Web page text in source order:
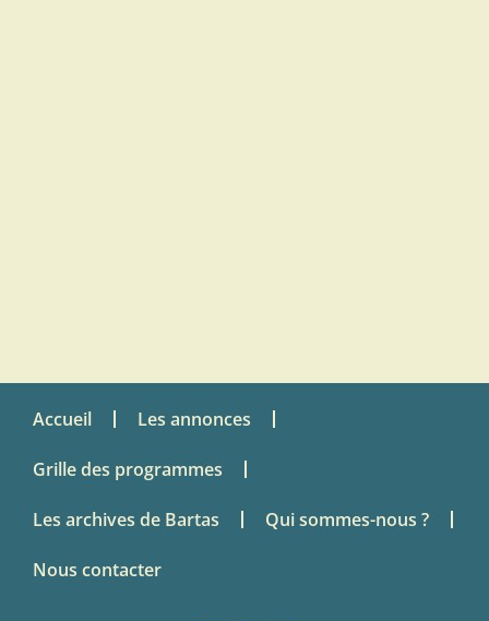
Accueil Les annonces
Grille des programmes
Les archives de Bartas Qui sommes-nous ?
Nous contacter